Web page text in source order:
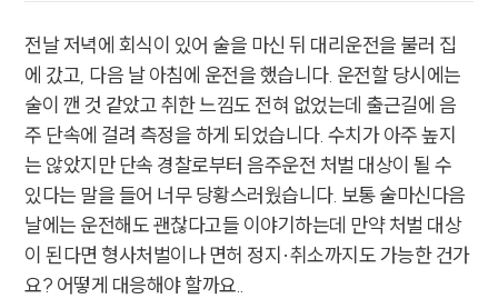
전날 저녁에 회식이 있어 술을 마신 뒤 대리운전을 불러 집
에 갔고, 다음 날 아침에 운전을 했습니다. 운전할 당시에는
술이 깬 것 같았고 취한 느낌도 전혀 없었는데 출근길에 음
주 단속에 걸려 측정을 하게 되었습니다. 수치가 아주 높지
는 않았지만 단속 경찰로부터 음주운전 처벌 대상이 될 수
있다는 말을 들어 너무 당황스러웠습니다. 보통 술마신다음
날에는 운전해도 괜찮다고들 이야기하는데 만약 처벌 대상
이 된다면 형사처벌이나 면허 정지·취소까지도 가능한 건가
요? 어떻게 대응해야 할까요..